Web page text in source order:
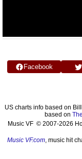
Facebook
US charts info based on
based on
Music VF © 2007-2026
Music VF.com, music hit